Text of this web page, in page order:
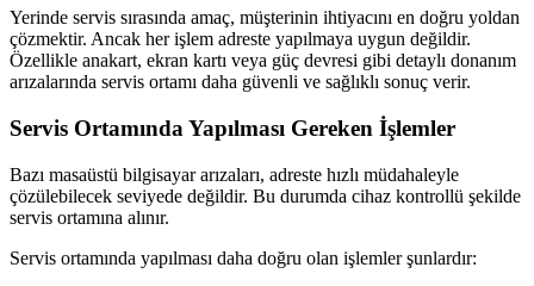
Yerinde servis sırasında amaç, müşterinin ihtiyacını en doğru yoldan
çözmektir. Ancak her işlem adreste yapılmaya uygun değildir.
Özellikle anakart, ekran kartı veya güç devresi gibi detaylı donanım
arızalarında servis ortamı daha güvenli ve sağlıklı sonuç verir.
Servis Ortamında Yapılması Gereken İşlemler
Bazı masaüstü bilgisayar arızaları, adreste hızlı müdahaleyle
çözülebilecek seviyede değildir. Bu durumda cihaz kontrollü şekilde
servis ortamına alınır.
Servis ortamında yapılması daha doğru olan işlemler şunlardır: